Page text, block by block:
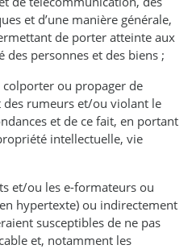
et d’une manière générale,
de porter atteinte aux
des personnes et des biens ;
ou propager de
des rumeurs et/ou violant le
et de ce fait, en portant
intellectuelle, vie
et/ou les e-formateurs ou
hypertexte) ou indirectement
susceptibles de ne pas
et, notamment les